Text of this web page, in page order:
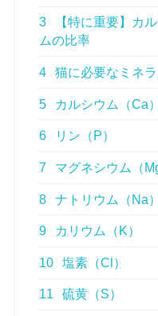
3
【特に重要】カ
ムの比率
4 猫に必要なミネ
5 カルシウム（Ca）
6 リン（P）
7 マグネシウム（
8 ナトリウム（Na）
9 カリウム（K）
10 塩素（Cl）
11 硫黄（S）